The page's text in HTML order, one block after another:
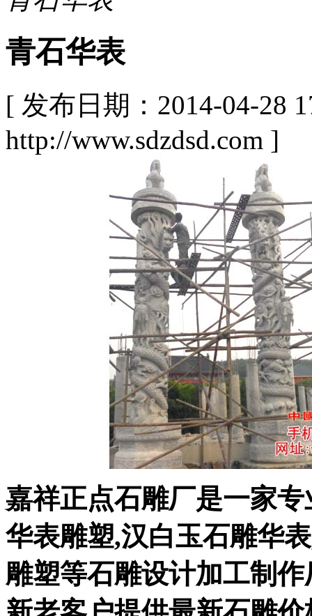
青石华表
[ 发布日期：2014-04-28
http://www.sdzdsd.com ]
嘉祥正点石雕厂是一家
华表雕塑,汉白玉石雕华
雕塑等石雕设计加工制